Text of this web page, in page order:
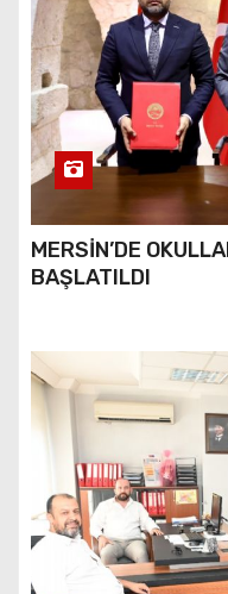
MERSİN’DE
BAŞLATILDI